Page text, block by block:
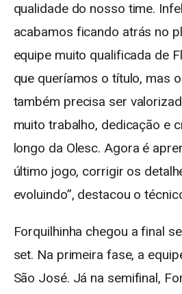
qualidade do nosso time.
acabamos ficando atrás no
equipe muito qualificada de
que queríamos o título, mas
também precisa ser
muito trabalho, dedicação e
longo da Olesc. Agora é
último jogo, corrigir os
evoluindo”, destacou o
Forquilhinha chegou a final
set. Na primeira fase, a
São José. Já na semifinal,